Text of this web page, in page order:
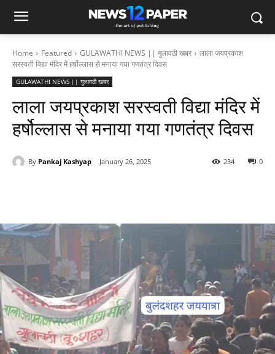
Home Featured GULAWATHI NEWS || गुलावठी खबर
लाला जयप्रकाश
सरस्वती विद्या मंदिर में हर्षोल्लास से मनाया गया गणतंत्र दिवस
GULAWATHI NEWS || गुलावठी खबर
लाला जयप्रकाश सरस्वती विद्या मंदिर में
हर्षोल्लास से मनाया गया गणतंत्र दिवस
By Pankaj Kashyap January 26, 2025 0
234